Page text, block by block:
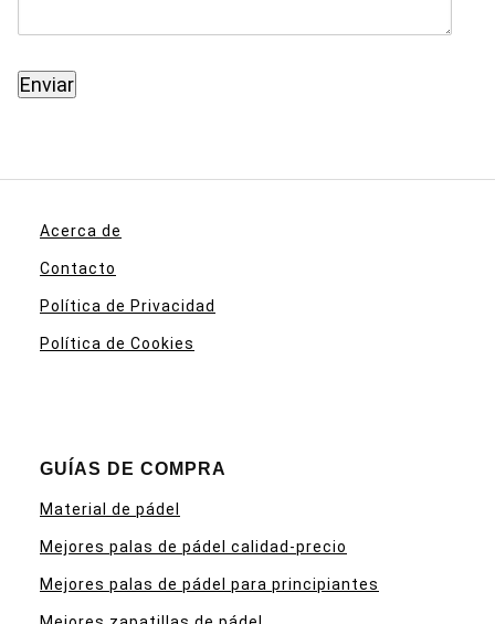
Acerca de
Contacto
Política de Privacidad
Política de Cookies
GUÍAS DE COMPRA
Material de pádel
Mejores palas de pádel calidad-precio
Mejores palas de pádel para principiantes